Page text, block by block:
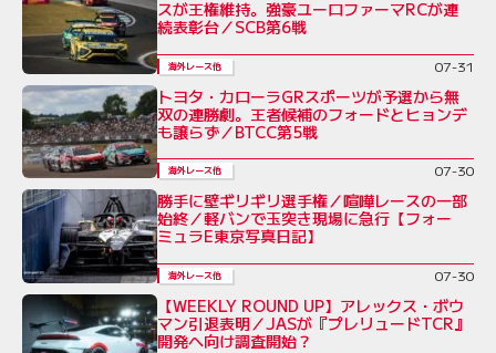
スが王権維持。強豪ユーロファーマRCが連
続表彰台／SCB第6戦
海外レース他 07-31
トヨタ・カローラGRスポーツが予選から無
双の連勝劇。王者候補のフォードとヒョンデ
も譲らず／BTCC第5戦
海外レース他 07-30
勝手に壁ギリギリ選手権／喧嘩レースの一部
始終／軽バンで玉突き現場に急行【フォー
ミュラE東京写真日記】
海外レース他 07-30
【WEEKLY ROUND UP】アレックス・ボウ
マン引退表明／JASが『プレリュードTCR』
開発へ向け調査開始？